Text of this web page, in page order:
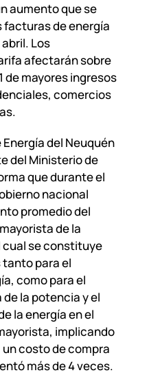
aumento que se
facturas de energía
Los
afectarán sobre
de mayores ingresos
comercios
del Neuquén
del Ministerio de
que durante el
nacional
promedio del
de la
se constituye
para el
como para el
la potencia y el
la energía en el
implicando
un costo de compra
más de 4 veces.